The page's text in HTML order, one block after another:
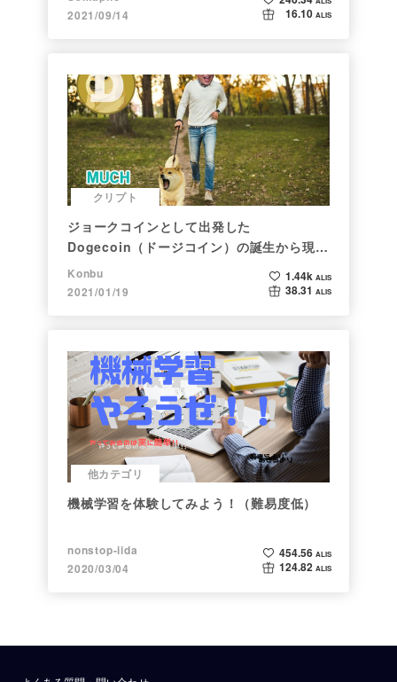
2021/09/14
16.10 ALIS
クリプト
ジョークコインとして出発した
Dogecoin（ドージコイン）の誕生から現在
まで。注目される非証券性🐶
Konbu
2021/01/19
1.44k ALIS
38.31 ALIS
他カテゴリ
機械学習を体験してみよう！（難易度低）
nonstop-iida
2020/03/04
454.56 ALIS
124.82 ALIS